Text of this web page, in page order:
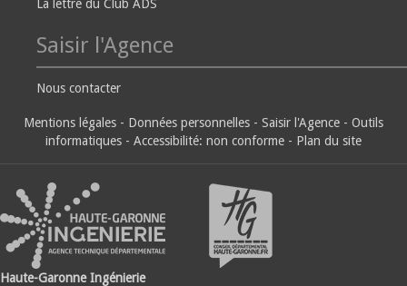
La lettre du Club ADS
Saisir l'Agence
Nous contacter
Mentions légales - Données personnelles - Saisir l'Agence - Outils
informatiques - Accessibilité: non conforme - Plan du site
Haute-Garonne Ingénierie